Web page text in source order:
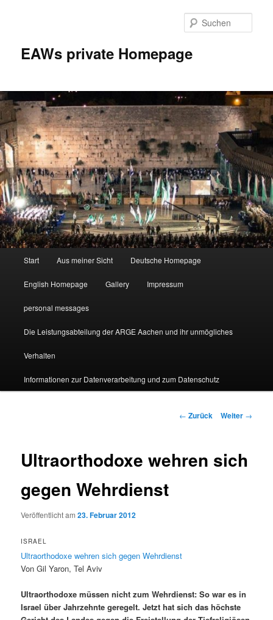
EAWs private Homepage
Start Aus meiner Sicht Deutsche Homepage
English Homepage Gallery Impressum
personal messages
Die Leistungsabteilung der ARGE Aachen und ihr unmögliches
Verhalten
Informationen zur Datenverarbeitung und zum Datenschutz
Beitragsnavigation
← Zurück Weiter →
Ultraorthodoxe wehren sich
gegen Wehrdienst
Veröffentlicht am23. Februar 2012
ISRAEL
Ultraorthodoxe wehren sich gegen Wehrdienst
Von Gil Yaron, Tel Aviv
Ultraorthodoxe müssen nicht zum Wehrdienst: So war es in
Israel über Jahrzehnte geregelt. Jetzt hat sich das höchste